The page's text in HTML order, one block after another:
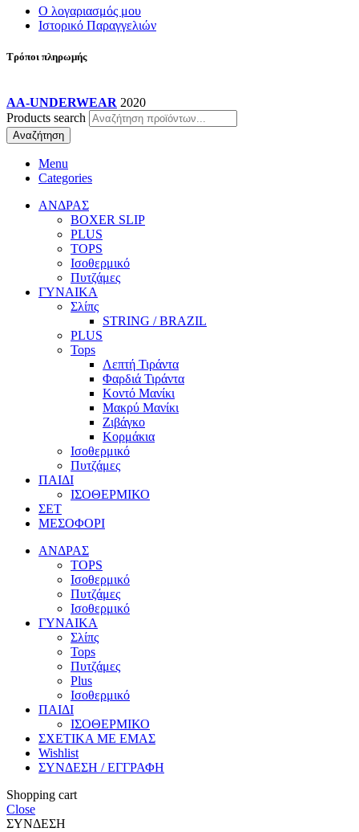
Ο λογαριασμός μου
Ιστορικό Παραγγελιών
Τρόποι πληρωμής
AA-UNDERWEAR 2020
Products search
Αναζήτηση
Menu
Categories
ΑΝΔΡΑΣ
BOXER SLIP
PLUS
TOPS
Ισοθερμικό
Πυτζάμες
ΓΥΝΑΙΚΑ
Σλίπς
STRING / BRAZIL
PLUS
Tops
Λεπτή Τιράντα
Φαρδιά Τιράντα
Κοντό Μανίκι
Μακρύ Μανίκι
Ζιβάγκο
Κορμάκια
Ισοθερμικό
Πυτζάμες
ΠΑΙΔΙ
ΙΣΟΘΕΡΜΙΚΟ
ΣΕΤ
ΜΕΣΟΦΟΡΙ
ΑΝΔΡΑΣ
TOPS
Ισοθερμικό
Πυτζάμες
Ισοθερμικό
ΓΥΝΑΙΚΑ
Σλίπς
Tops
Πυτζάμες
Plus
Ισοθερμικό
ΠΑΙΔΙ
ΙΣΟΘΕΡΜΙΚΟ
ΣΧΕΤΙΚΑ ΜΕ ΕΜΑΣ
Wishlist
ΣΥΝΔΕΣΗ / ΕΓΓΡΑΦΗ
Shopping cart
Close
ΣΥΝΔΕΣΗ